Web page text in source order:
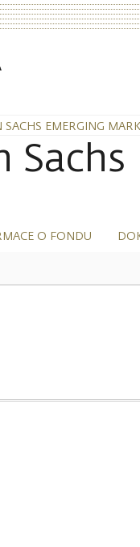
SACHS EMERGING
O FONDU